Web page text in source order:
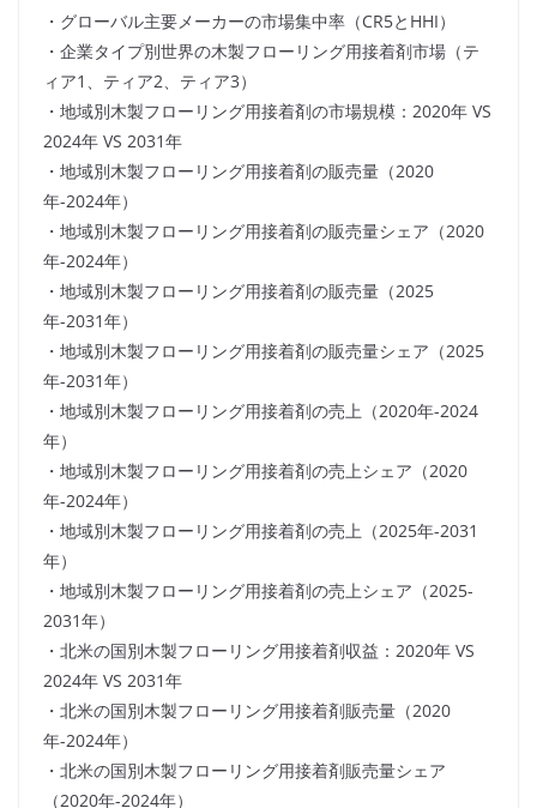
・グローバル主要メーカーの市場集中率（CR5とHHI）
・企業タイプ別世界の木製フローリング用接着剤市場（テ
ィア1、ティア2、ティア3）
・地域別木製フローリング用接着剤の市場規模：2020年 VS
2024年 VS 2031年
・地域別木製フローリング用接着剤の販売量（2020
年-2024年）
・地域別木製フローリング用接着剤の販売量シェア（2020
年-2024年）
・地域別木製フローリング用接着剤の販売量（2025
年-2031年）
・地域別木製フローリング用接着剤の販売量シェア（2025
年-2031年）
・地域別木製フローリング用接着剤の売上（2020年-2024
年）
・地域別木製フローリング用接着剤の売上シェア（2020
年-2024年）
・地域別木製フローリング用接着剤の売上（2025年-2031
年）
・地域別木製フローリング用接着剤の売上シェア（2025-
2031年）
・北米の国別木製フローリング用接着剤収益：2020年 VS
2024年 VS 2031年
・北米の国別木製フローリング用接着剤販売量（2020
年-2024年）
・北米の国別木製フローリング用接着剤販売量シェア
（2020年-2024年）